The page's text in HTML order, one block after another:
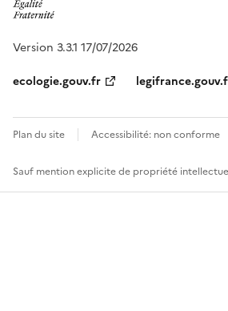
Version 3.3.1 17/07/2026
ecologie.gouv.fr
Plan du site Accessibilité: non conforme
Sauf mention explicite de propriété